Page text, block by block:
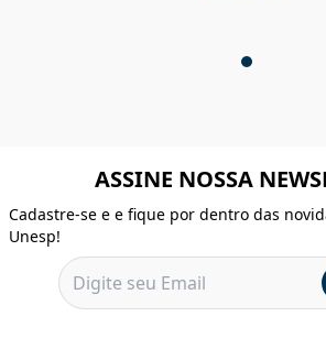
ASSINE NOSSA
Cadastre-se e e fique por dentro das
Unesp!